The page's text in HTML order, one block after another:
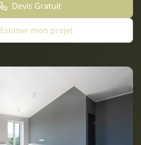
Devis Gratuit
Estimer mon projet